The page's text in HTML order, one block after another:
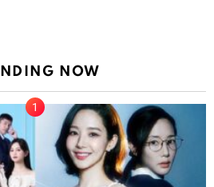
NOW